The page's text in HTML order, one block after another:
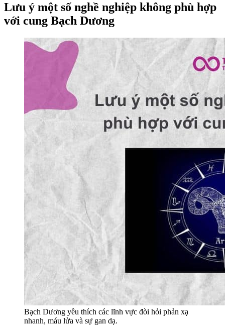
Lưu ý một số nghề nghiệp không phù hợp
với cung Bạch Dương
Bạch Dương yêu thích các lĩnh vực đòi hỏi phản xạ
nhanh, máu lửa và sự gan dạ.